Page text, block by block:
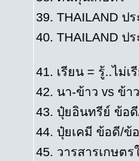
39. THAILAND ป
40. THAILAND ป
41. เรียน = รู้..ไม่เ
42. นา-ข้าว vs ข้า
43. ปุ๋ยอินทรีย์ ข้อ
44. ปุ๋ยเคมี ข้อดี/ข้
45. วารสารเกษตร